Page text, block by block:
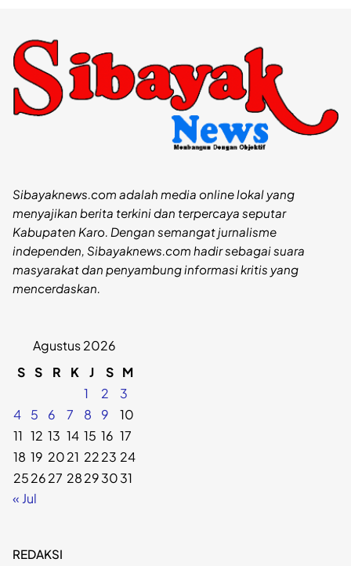
Sibayaknews.com adalah media online lokal yang
menyajikan berita terkini dan terpercaya seputar
Kabupaten Karo. Dengan semangat jurnalisme
independen, Sibayaknews.com hadir sebagai suara
masyarakat dan penyambung informasi kritis yang
mencerdaskan.
Agustus 2026
S S R K J S M
1
2
3
4
5 6 7 8 9
10
11 12 13 14 15 16 17
18 19 2021 2223 24
252627 28293031
« Jul
REDAKSI